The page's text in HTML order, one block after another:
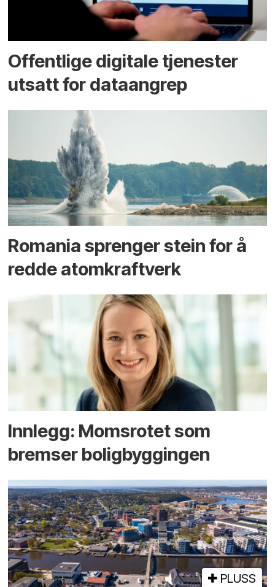
Offentlige digitale tjenester
utsatt for dataangrep
Romania sprenger stein for å
redde atomkraftverk
Innlegg: Moms­rotet som
bremser bolig­byggingen
PLUSS